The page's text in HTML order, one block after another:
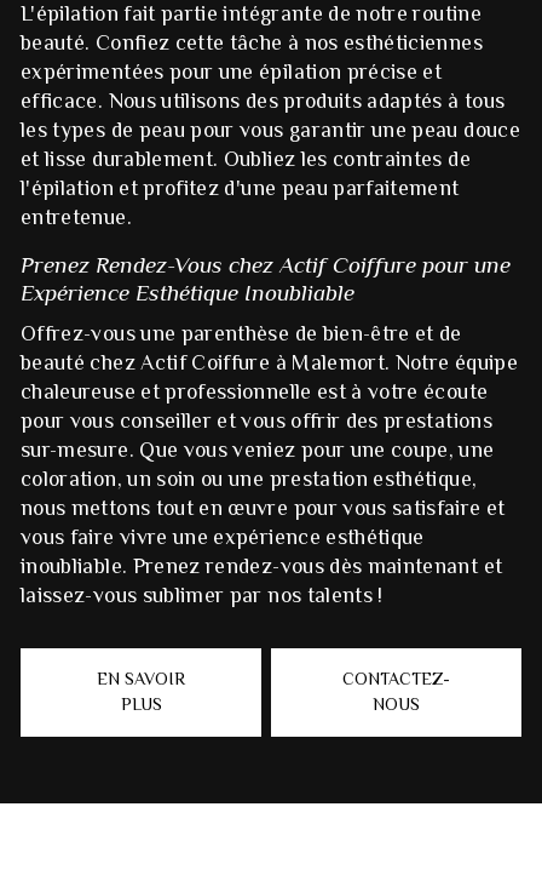
L'épilation fait partie intégrante de notre routine
beauté. Confiez cette tâche à nos esthéticiennes
expérimentées pour une épilation précise et
efficace. Nous utilisons des produits adaptés à tous
les types de peau pour vous garantir une peau douce
et lisse durablement. Oubliez les contraintes de
l'épilation et profitez d'une peau parfaitement
entretenue.
Prenez Rendez-Vous chez Actif Coiffure pour une
Expérience Esthétique Inoubliable
Offrez-vous une parenthèse de bien-être et de
beauté chez Actif Coiffure à Malemort. Notre équipe
chaleureuse et professionnelle est à votre écoute
pour vous conseiller et vous offrir des prestations
sur-mesure. Que vous veniez pour une coupe, une
coloration, un soin ou une prestation esthétique,
nous mettons tout en œuvre pour vous satisfaire et
vous faire vivre une expérience esthétique
inoubliable. Prenez rendez-vous dès maintenant et
laissez-vous sublimer par nos talents !
EN SAVOIR
PLUS
CONTACTEZ-
NOUS